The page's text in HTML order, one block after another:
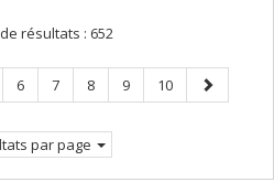
résultats : 652
Page
6 Page
7 Page
8 Page
9 Page
10
Page
suivante
par page